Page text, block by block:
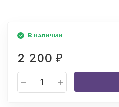
В наличии
2 200 ₽